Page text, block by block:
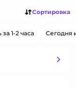
Сортировка
1-2 часа Сегодня